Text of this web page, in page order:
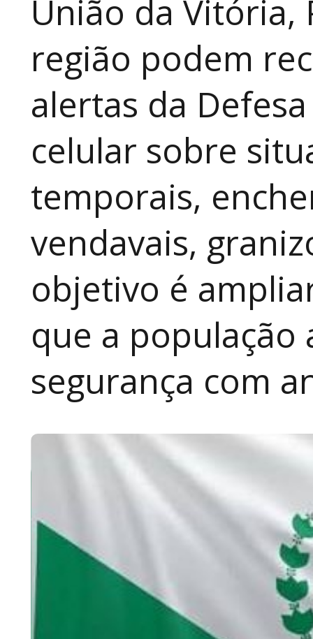
União da Vitória,
região podem
alertas da
celular sobre
temporais,
vendavais,
objetivo é
que a população
segurança com